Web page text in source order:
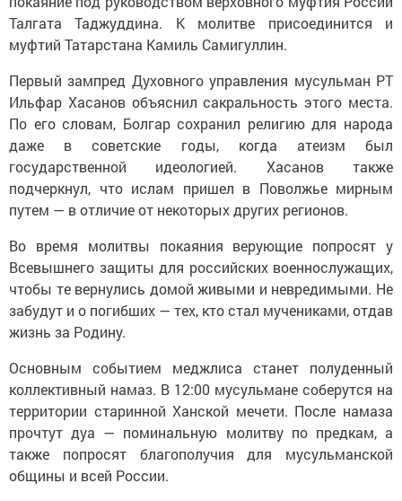
Талгата Таджуддина. К молитве присоединится и
муфтий Татарстана Камиль Самигуллин.
Первый зампред Духовного управления мусульман РТ
Ильфар Хасанов объяснил сакральность этого места.
По его словам, Болгар сохранил религию для народа
даже в советские годы, когда атеизм был
государственной идеологией. Хасанов также
подчеркнул, что ислам пришел в Поволжье мирным
путем — в отличие от некоторых других регионов.
Во время молитвы покаяния верующие попросят у
Всевышнего защиты для российских военнослужащих,
чтобы те вернулись домой живыми и невредимыми. Не
забудут и о погибших — тех, кто стал мучениками, отдав
жизнь за Родину.
Основным событием меджлиса станет полуденный
коллективный намаз. В 12:00 мусульмане соберутся на
территории старинной Ханской мечети. После намаза
прочтут дуа — поминальную молитву по предкам, а
также попросят благополучия для мусульманской
общины и всей России.